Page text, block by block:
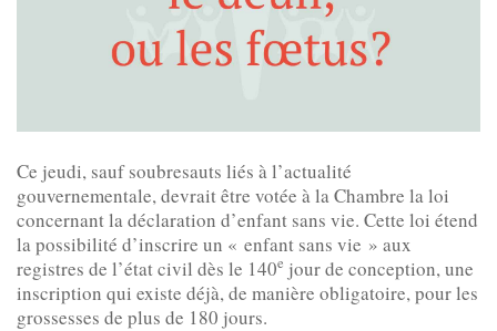
Ce jeudi, sauf soubresauts liés à l’actualité
gouvernementale, devrait être votée à la Chambre la loi
concernant la déclaration d’enfant sans vie. Cette loi étend
la possibilité d’inscrire un « enfant sans vie » aux
registres de l’état civil dès le 140e jour de conception, une
inscription qui existe déjà, de manière obligatoire, pour les
grossesses de plus de 180 jours.